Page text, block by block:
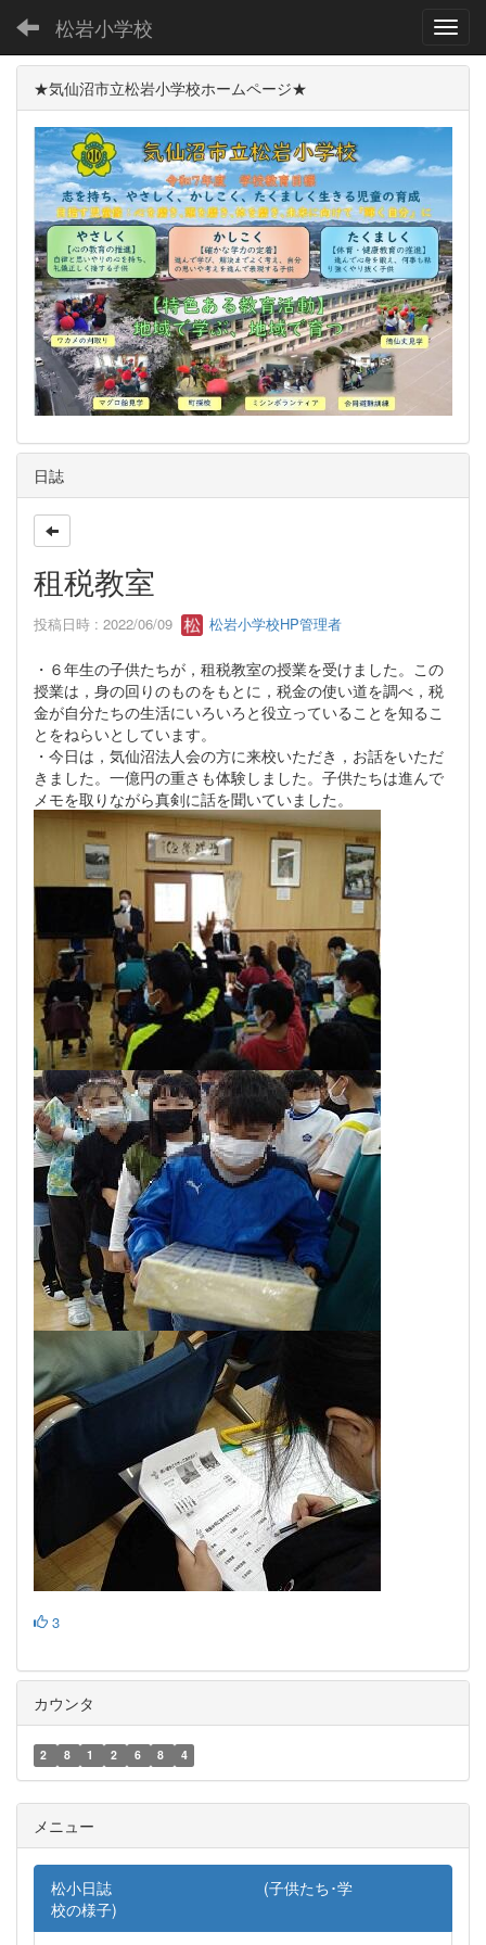
松岩小学校
★気仙沼市立松岩小学校ホームページ★
日誌
租税教室
投稿日時 : 2022/06/09 松岩小学校HP管理者
・６年生の子供たちが，租税教室の授業を受けました。この
授業は，身の回りのものをもとに，税金の使い道を調べ，税
金が自分たちの生活にいろいろと役立っていることを知るこ
とをねらいとしています。
・今日は，気仙沼法人会の方に来校いただき，お話をいただ
きました。一億円の重さも体験しました。子供たちは進んで
メモを取りながら真剣に話を聞いていました。
3
カウンタ
2 8 1 2 6 8 4
メニュー
松小日誌 (子供たち･学
校の様子)